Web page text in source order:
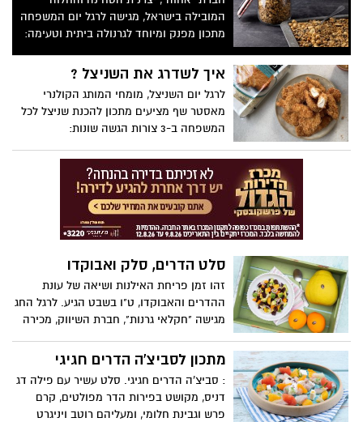
המובילה בישראל, מגישה לרגל יום המשפחה
מתכון מפנק ומיוחד לגרנולה ביתית וטעימה:
ומפנקת, קלה להכנה, עשויה משיבולת שועל
ושפע של אגוזים, שקדים וגרעינים, מעורבבים
עם סירופ מייפל וטחינה קטיפתית. השימוש
במתכון בטחינה מסורתית חדשה של אחוה,
באיכות פרמיום, המיוצרת בטחינה דקה
ובמליחות מעודנת. הגרנולה נהדרת לנשנוש,
כארוחת ביניים לצד יוגורט או חלב וכתוספת
בארוחות בוקר או ערב משפחתיות.
איך לשדרג את השניצל ?
לרגל יום השניצל, מומחי המותג הקולנרי
מאסטר שף מציעים מתכון להכנת שניצל לכל
המשפחה ב-3 צורות הגשה שונות:
סלט הדרים, סלק ואבוקדו
זהו זמן פריחת האילנות ושיאה של עונת
ההדרים והאבוקדו, ט"ו בשבט הגיע. לרגל החג
מגישה "חקלאי גרנות", חברת השיווק, מכירה
המזון, מתכון לסלט מזין וטעים עם מיטב
פירות ארצנו: סלט הדרים, סלק ואבוקדו.
הסלט עשיר בטעמים, קל להכנה ומתאים
להגשה בארוחת החג להנאת כל המשפחה.
מתכון לסביצ'ה הדרים חגיגי
: סביצ'ה הדרים חגיגי. סלט עשיר עם פילה דג
דניס, מקושט בפירות הדר מפולטים, קרם
פרש וגבינת חלומי, ומעליהם רוטב ויניגרט